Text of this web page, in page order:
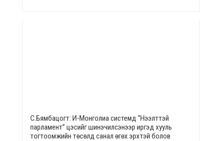
С.Бямбацогт: И-Монголиа системд “Нээлттэй
парламент” цэсийг шинэчилсэнээр иргэд хууль
тогтоомжийн төсөлд санал өгөх эрхтэй болов